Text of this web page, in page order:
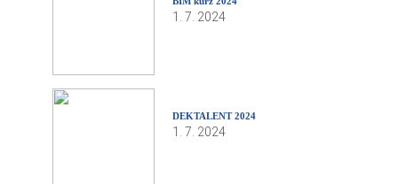
1. 7. 2024
DEKTALENT 2024
1. 7. 2024